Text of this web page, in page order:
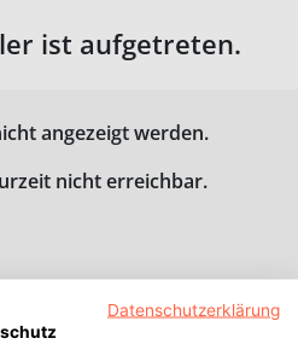
ist aufgetreten.
angezeigt werden.
nicht erreichbar.
Datenschutzerklärung